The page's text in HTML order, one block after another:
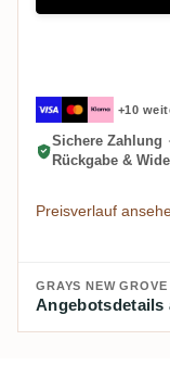
+10
Sichere Zahlung ·
Rückgabe &
Preisverlauf
Angebotsdetails